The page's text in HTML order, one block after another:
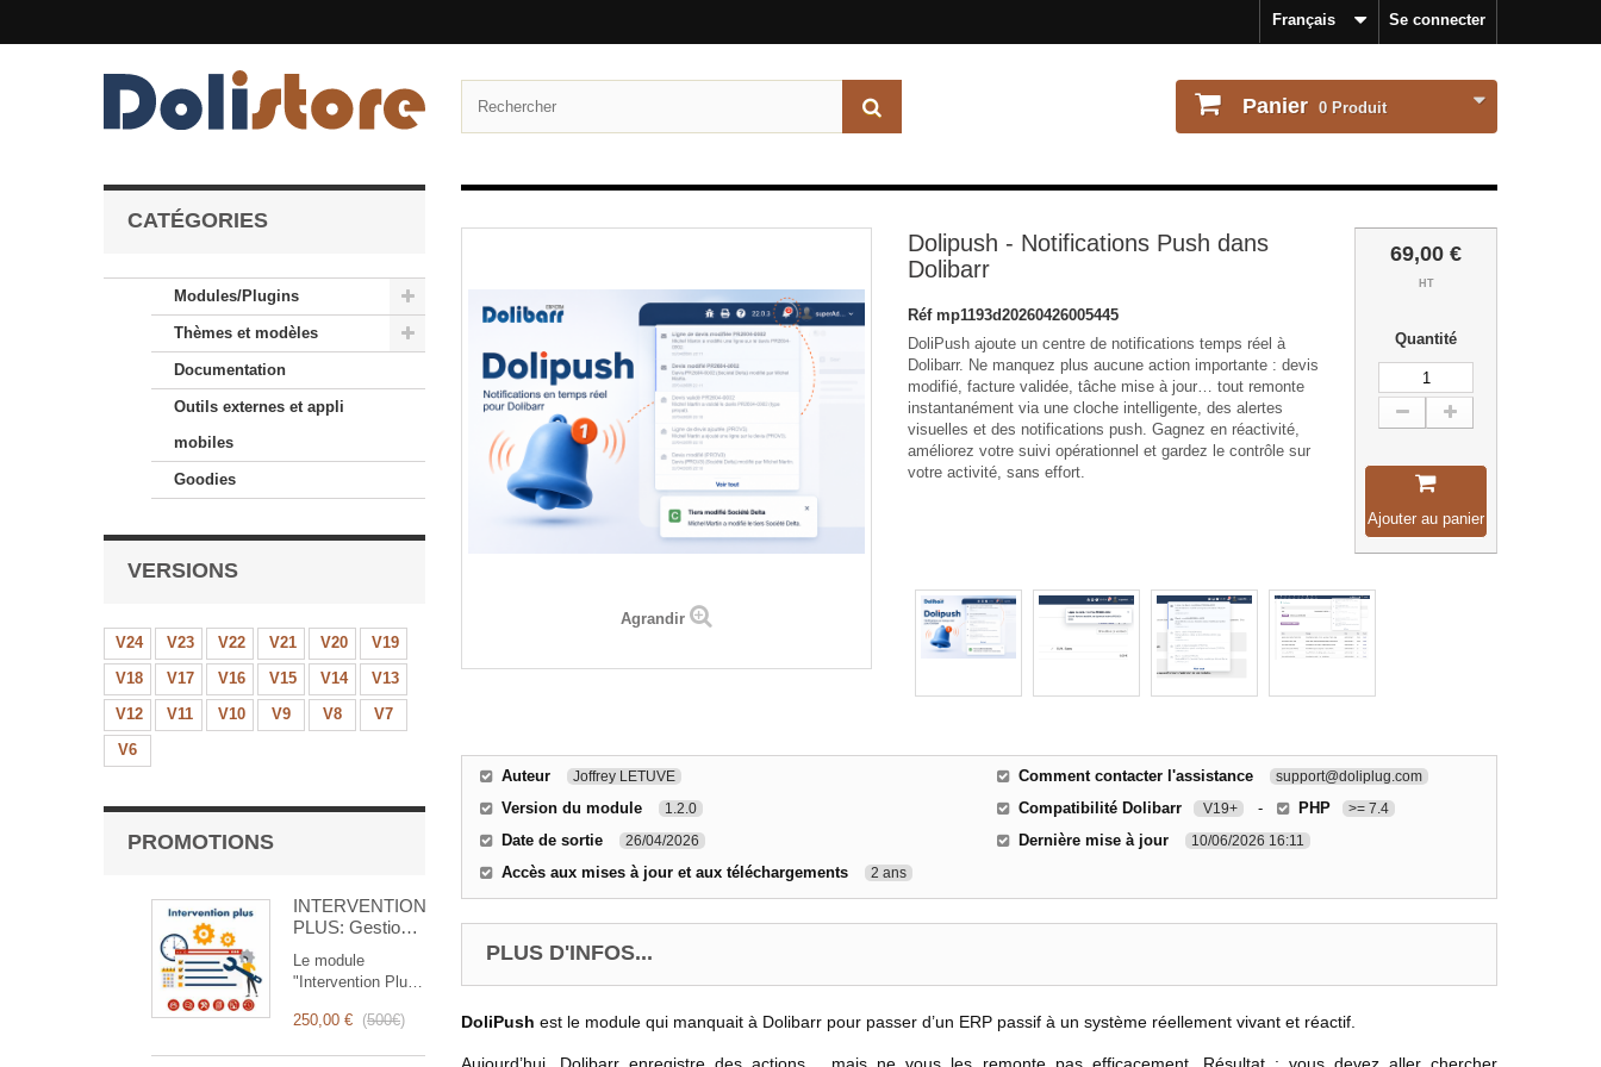
Se connecter
Français
Panier 0 Produit
CATÉGORIES
Modules/Plugins
Thèmes et modèles
Documentation
Outils externes et appli
mobiles
Goodies
VERSIONS
V24 V23 V22 V21 V20
V19
V18
V17 V16 V15 V14
V13
V12
V11 V10 V9 V8
V7
V6
PROMOTIONS
INTERVENTION
PLUS: Gestion
Interventions
Le module
"Intervention Plus"
révolutionnaire qui
250,00 € (500€)
Agrandir
Dolipush - Notifications Push dans
Dolibarr
Réf mp1193d20260426005445
DoliPush ajoute un centre de notifications temps réel à
Dolibarr. Ne manquez plus aucune action importante : devis
modifié, facture validée, tâche mise à jour… tout remonte
instantanément via une cloche intelligente, des alertes
visuelles et des notifications push. Gagnez en réactivité,
améliorez votre suivi opérationnel et gardez le contrôle sur
votre activité, sans effort.
69,00 €
HT
Quantité
Ajouter au panier
Auteur Joffrey LETUVE
Version du module 1.2.0
Date de sortie 26/04/2026
Accès aux mises à jour et aux téléchargements 2 ans
Comment contacter l'assistance support@doliplug.com
Compatibilité Dolibarr V19+ - PHP >= 7.4
Dernière mise à jour 10/06/2026 16:11
PLUS D'INFOS...
DoliPush est le module qui manquait à Dolibarr pour passer d’un ERP passif à un système réellement vivant et réactif.